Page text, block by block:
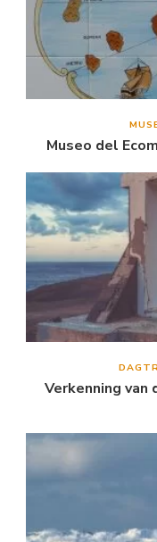
Museo del
Verkenning